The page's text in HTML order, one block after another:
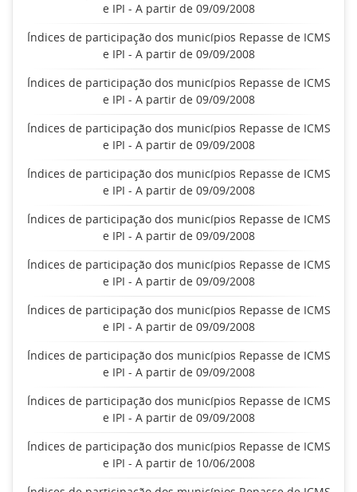
e IPI - A partir de 09/09/2008
Índices de participação dos municípios Repasse de ICMS
e IPI - A partir de 09/09/2008
Índices de participação dos municípios Repasse de ICMS
e IPI - A partir de 09/09/2008
Índices de participação dos municípios Repasse de ICMS
e IPI - A partir de 09/09/2008
Índices de participação dos municípios Repasse de ICMS
e IPI - A partir de 09/09/2008
Índices de participação dos municípios Repasse de ICMS
e IPI - A partir de 09/09/2008
Índices de participação dos municípios Repasse de ICMS
e IPI - A partir de 09/09/2008
Índices de participação dos municípios Repasse de ICMS
e IPI - A partir de 09/09/2008
Índices de participação dos municípios Repasse de ICMS
e IPI - A partir de 09/09/2008
Índices de participação dos municípios Repasse de ICMS
e IPI - A partir de 09/09/2008
Índices de participação dos municípios Repasse de ICMS
e IPI - A partir de 10/06/2008